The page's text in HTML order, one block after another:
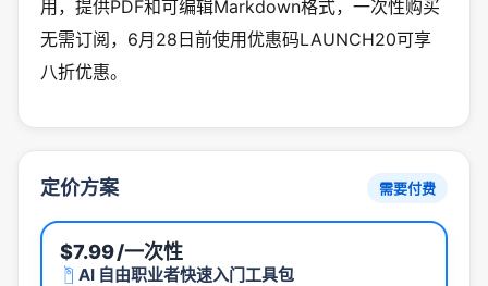
用，提供PDF和可编辑Markdown格式，一次性购买
无需订阅，6月28日前使用优惠码LAUNCH20可享
八折优惠。
定价方案 需要付费
$7.99/一次性
AI 自由职业者快速入门工具包